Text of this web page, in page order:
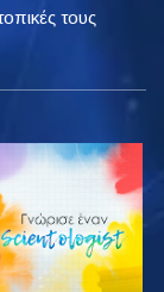
τους